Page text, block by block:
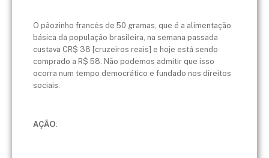
O pãozinho francês de 50 gramas, que é a alimentação
básica da população brasileira, na semana passada
custava CR$ 38 [cruzeiros reais] e hoje está sendo
comprado a R$ 58. Não podemos admitir que isso
ocorra num tempo democrático e fundado nos direitos
sociais.
AÇÃO: